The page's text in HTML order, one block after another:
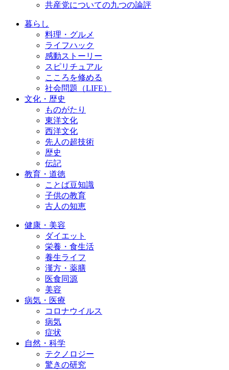
共産党についての九つの論評
暮らし
料理・グルメ
ライフハック
感動ストーリー
スピリチュアル
こころを修める
社会問題（LIFE）
文化・歴史
ものがたり
東洋文化
西洋文化
先人の超技術
歴史
伝記
教育・道徳
ことば豆知識
子供の教育
古人の知恵
健康・美容
ダイエット
栄養・食生活
養生ライフ
漢方・薬膳
医食同源
美容
病気・医療
コロナウイルス
病気
症状
自然・科学
テクノロジー
驚きの研究